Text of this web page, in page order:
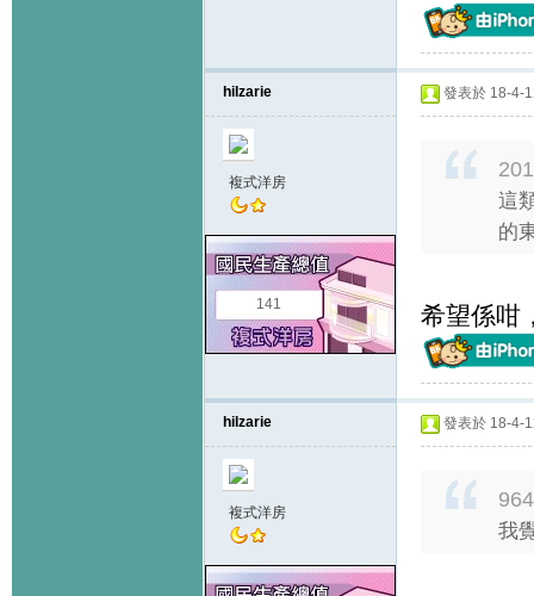
hilzarie
複式洋房
141
發表於 18-4-
這
的
希望係咁
hilzarie
複式洋房
發表於 18-4-
我